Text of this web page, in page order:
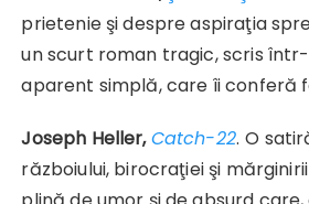
prietenie şi despre aspiraţia
un scurt roman tragic, scris
aparent simplă, care îi conferă
Joseph Heller,Catch-22. O
războiului, birocraţiei şi